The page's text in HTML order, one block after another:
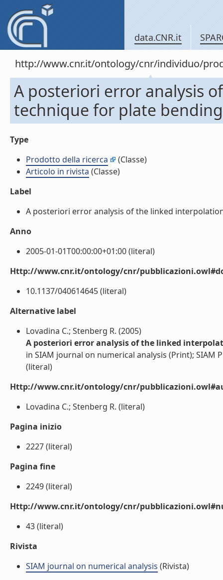
data.CNR.it
http://www.cnr.it/ontology/cnr/individuo/
A posteriori error analysis
technique for plate
Type
Prodotto della ricerca
(Classe)
Articolo in rivista (Classe)
Label
A posteriori error analysis of the linked
Anno
2005-01-01T00:00:00+01:00 (literal)
Http://www.cnr.it/ontology/cnr/
10.1137/040614645 (literal)
Alternative label
Lovadina C.; Stenberg R. (2005)
A posteriori error analysis of the linked
in SIAM journal on numerical analysis (Print); SIAM
(literal)
Http://www.cnr.it/ontology/cnr/
Lovadina C.; Stenberg R. (literal)
Pagina inizio
2227 (literal)
Pagina fine
2249 (literal)
Http://www.cnr.it/ontology/cnr/
43 (literal)
Rivista
SIAM journal on numerical analysis (Rivista)